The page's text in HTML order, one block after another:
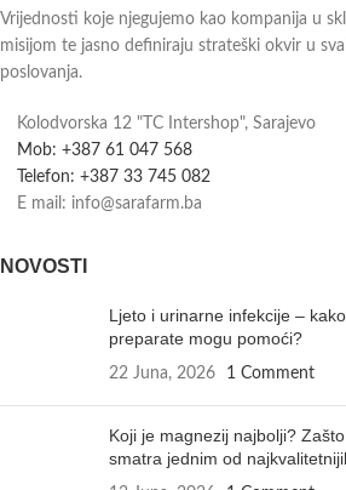
Vrijednosti koje njegujemo kao kompanija u
misijom te jasno definiraju strateški okvir u
poslovanja.
Kolodvorska 12 "TC Intershop", Sarajevo
Mob: +387 61 047 568
Telefon: +387 33 745 082
E mail: info@sarafarm.ba
NOVOSTI
Ljeto i urinarne infekcije –
preparate mogu pomoći?
22 Juna, 2026 1 Comment
Koji je magnezij najbolji?
smatra jednim od